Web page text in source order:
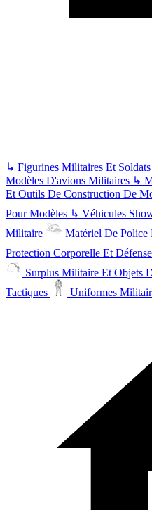
↳ Figurines Militaires Et Soldats
Modèles D'avions Militaires ↳
Et Outils De Construction De
Pour Modèles ↳ Véhicules
Militaire
Matériel De Police
Protection Corporelle Et Défense
Surplus Militaire Et Objets
Tactiques
Uniformes